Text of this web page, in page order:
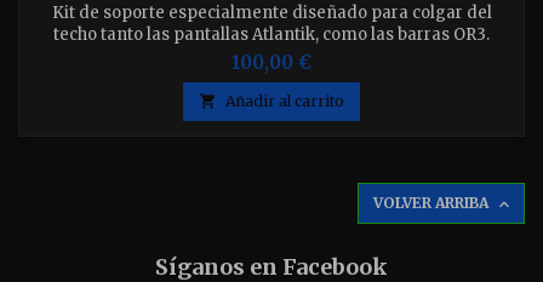
Kit de soporte especialmente diseñado para colgar del
techo tanto las pantallas Atlantik, como las barras OR3.
100,00 €
 Añadir al carrito
VOLVER ARRIBA 
Síganos en Facebook